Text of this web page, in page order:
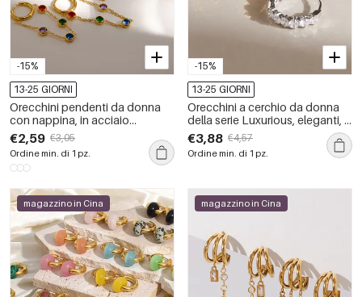
-15%
13-25 GIORNI
Orecchini pendenti da donna
con nappina, in acciaio
inossidabile, impermeabili, color
oro e strass.
€2,59 €3,05
Ordine min. di 1 pz.
-15%
13-25 GIORNI
Orecchini a cerchio da donna
della serie Luxurious, eleganti, a
forma ellittica, in acciaio
inossidabile impermeabile color
oro con zirconi.
€3,88 €4,57
Ordine min. di 1 pz.
magazzino in Cina magazzino in Cina